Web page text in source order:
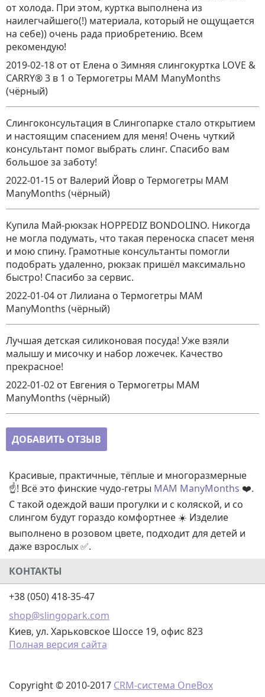
от холода. При этом, куртка выполнена из
наилегчайшего(!) материала, который не ощущается
на себе)) очень рада приобретению. Всем
рекомендую!
2019-02-18 от от Елена о Зимняя слингокуртка LOVE &
CARRY® 3 в 1 о Термогетры MAM ManyMonths
(чёрный)
Слингоконсультация в Слингопарке стало открытием
и настоящим спасением для меня! Очень чуткий
консультант помог выбрать слинг. Спасибо вам
большое за заботу!
2022-01-15 от Валерий Йовр о Термогетры MAM
ManyMonths (чёрный)
Купила Май-рюкзак HOPPEDIZ BONDOLINO. Никогда
не могла подумать, что такая переноска спасет меня
и мою спину. Грамотные консультанты помогли
подобрать удаленно, рюкзак пришёл максимально
быстро! Спасибо за сервис.
2022-01-04 от Лилиана о Термогетры MAM
ManyMonths (чёрный)
Лучшая детская силиконовая посуда! Уже взяли
малышу и мисочку и набор ложечек. Качество
прекрасное!
2022-01-02 от Евгения о Термогетры MAM
ManyMonths (чёрный)
ДОБАВИТЬ ОТЗЫВ
Красивые, практичные, тёплые и многоразмерные
☝️! Всё это финские чудо-гетры MAM ManyMonths ❤️.
С такой одеждой ваши прогулки и с коляской, и со
слингом будут гораздо комфортнее ☀️ Изделие
выполнено в розовом цвете, подходит для детей и
даже взрослых ✅.
КОНТАКТЫ
+38 (050) 418-35-47
shop@slingopark.com
Киев, ул. Харьковское Шоссе 19, офис 823
Полная версия сайта
Copyright © 2010-2017 CRM-система OneBox